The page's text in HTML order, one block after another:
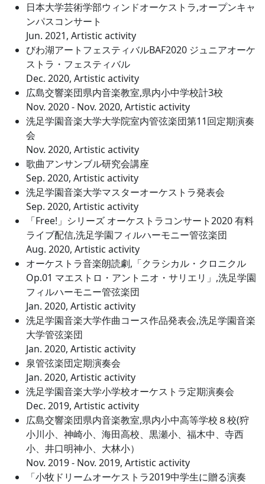
日本大学芸術学部ウィンドオーケストラ,オープンキャ
ンパスコンサート
Jun. 2021, Artistic activity
びわ湖アートフェスティバルBAF2020 ジュニアオーケ
ストラ・フェスティバル
Dec. 2020, Artistic activity
広島交響楽団県内音楽教室,県内小中学校計3校
Nov. 2020 - Nov. 2020, Artistic activity
洗足学園音楽大学大学院室内管弦楽団第11回定期演奏
会
Nov. 2020, Artistic activity
歌曲アンサンブル研究会講座
Sep. 2020, Artistic activity
洗足学園音楽大学マスターオーケストラ発表会
Sep. 2020, Artistic activity
「Free!」シリーズ オーケストラコンサート2020 有料
ライブ配信,洗足学園フィルハーモニー管弦楽団
Aug. 2020, Artistic activity
オーケストラ音楽朗読劇,「クラシカル・クロニクル
Op.01 マエストロ・アントニオ・サリエリ」,洗足学園
フィルハーモニー管弦楽団
Jan. 2020, Artistic activity
洗足学園音楽大学作曲コース作品発表会,洗足学園音楽
大学管弦楽団
Jan. 2020, Artistic activity
泉管弦楽団定期演奏会
Jan. 2020, Artistic activity
洗足学園音楽大学小学校オーケストラ定期演奏会
Dec. 2019, Artistic activity
広島交響楽団県内音楽教室,県内小中高等学校８校(狩
小川小、神崎小、海田高校、黒瀬小、福木中、寺西
小、井口明神小、大林小）
Nov. 2019 - Nov. 2019, Artistic activity
「小牧ドリームオーケストラ2019中学生に贈る演奏